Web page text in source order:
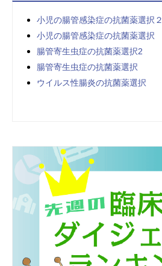
小児の腸管感染症の抗菌薬選択２
小児の腸管感染症の抗菌薬選択
腸管寄生虫症の抗菌薬選択2
腸管寄生虫症の抗菌薬選択
ウイルス性腸炎の抗菌薬選択